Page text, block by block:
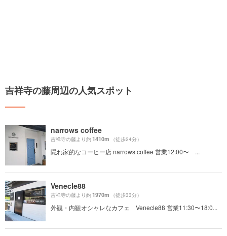
吉祥寺の藤周辺の人気スポット
narrows coffee
吉祥寺の藤より約1410m （徒歩24分）
隠れ家的なコーヒー店 narrows coffee 営業12:00〜 ...
Venecle88
吉祥寺の藤より約1970m （徒歩33分）
外観・内観オシャレなカフェ Venecle88 営業11:30〜18:0...